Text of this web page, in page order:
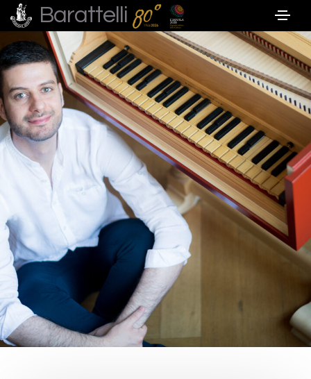
Barattelli